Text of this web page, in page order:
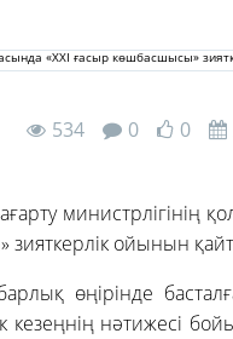
534 0 0
министрлігінің
ойынын
өңірінде
кезеңнің нәтижесі